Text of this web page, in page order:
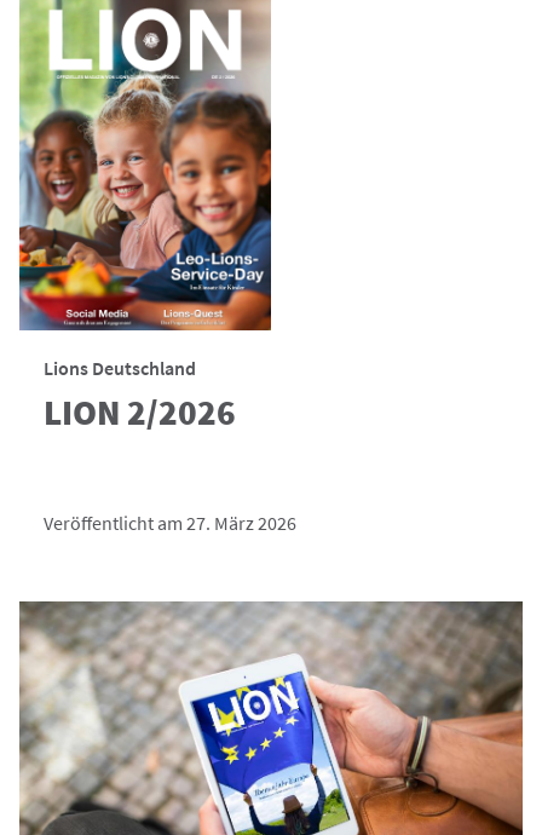
Lions Deutschland
LION 2/2026
Veröffentlicht am 27. März 2026